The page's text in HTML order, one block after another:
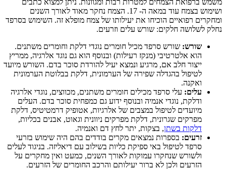
משמש ברפואת הצמחים למטרות רבות ומגוונות. ניתן למצוא כתבים
ושימוש בצמח עוד במאה ה- 17. הצמח נחקר מאוד לאורך השנים
ומחקרים רפואיים הוכיחו את יעילותו של צמח מופלא זה. השימוש בסרפד
נחלק לשלושה חלקים: שורש עלים וזרעים.
שורש: שורש סרפד מכיל חומרים נוגדי דלקת וחומרים משתנים.
הוא אלטרטיבי (מנקז רעילות) ובנוסף הוא גם נוגד אלרגיה, ממריץ
ייצור חלב אם, מרגיע ונמצא יעיל להורדת סוכר בדם. השורש מיועד
לטיפול בהגדלה שפירה של הערמונית, דלקת בבלוטת הערמונית
ואקנה.
עלים: עלי סרפד מכילים חומרים משתנים, מכווצים, נוגדי אלרגיה
ודלקת, נוגדי אנמיה ובנוסף ידוע גם כמפחית סוכר בדם. העלים
מיועדים לטיפול במצבים של אלרגיות, אטופיק דרמטיטיס, דלקת
מפרקים שגרונית, דלקת מפרקים ניוונית וגאוט, אבנים בכליות,
דלקות בשתן, בצקות, יתר לחץ דם ואנמיה.
זרעים: בספרות נמצאים מקרים בודדים בהם היה שימוש בזרעי
סרפד לטיפול באי ספיקת כליות בשילוב עם דיאליזה. בניגוד לעלים
ולשורש שנחקרו עמוקות לאורך השנים, כמעט ואין מחקרים על
הזרעים ולכן לא ברור יעילותם והרכב החומרים של הזרעים.